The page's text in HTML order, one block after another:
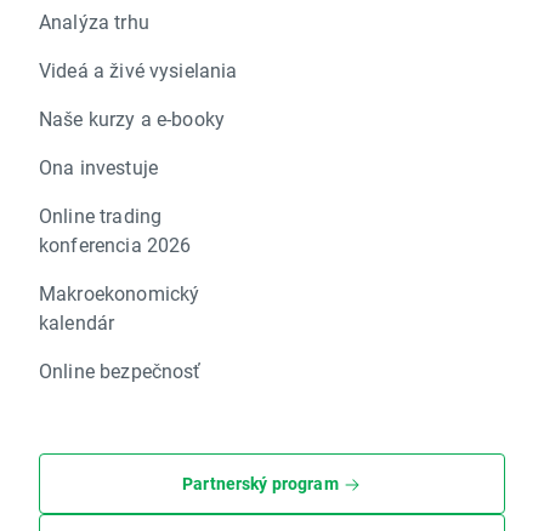
Analýza trhu
Videá a živé vysielania
Naše kurzy a e-booky
Ona investuje
Online trading
konferencia 2026
Makroekonomický
kalendár
Online bezpečnosť
Partnerský program